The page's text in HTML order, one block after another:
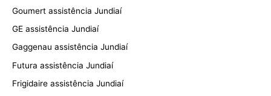
Goumert assistência Jundiaí
GE assistência Jundiaí
Gaggenau assistência Jundiaí
Futura assistência Jundiaí
Frigidaire assistência Jundiaí